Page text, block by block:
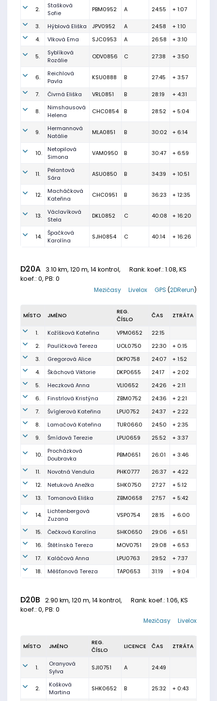
2.
Stašková
Sofie
PBM0952 A 24:55 + 1:07
3. Hýblová Eliška JPV0952 A 24:58
+ 1:10
4.
Vlková Ema SJC0953 A 26:58 + 3:10
5.
Syblíková
Rozálie
ODV0856 C 27:38 + 3:50
6.
Reichlová
Pavla
KSU0888 B 27:45 + 3:57
7. Čivrná Eliška VRL0851 B 28:19 + 4:31
8.
Nimshausová
Helena
CHC0854 B 28:52 + 5:04
9.
Hermannová
Natálie
MLA0851 B 30:02 + 6:14
10.
Netopilová
Simona
VAM0950 B 30:47 + 6:59
11.
Pelantová
Sára
ASU0850 B 34:39 + 10:51
12.
Macháčková
Kateřina
CHC0951 B 36:23 + 12:35
13.
Václavíková
Stela
DKL0852 C 40:08 + 16:20
14.
Špačková
Karolína
SJH0854 C 40:14 + 16:26
D20A 3.10 km, 120 m, 14 kontrol, Rank. koef.: 1.08, KS
koef.: 0, PB: 0
GPS (2DRerun)
Livelox
Mezičasy
MÍSTO JMÉNO
REG.
ČÍSLO
ČAS ZTRÁTA
1. Kožíšková Kateřina VPM0652
22:15
2.
Paulíčková Tereza UOL0750 22:30
+ 0:15
3.
Gregorová Alice DKP0758 24:07
+ 1:52
4.
Škáchová Viktorie DKP0655 24:17
+ 2:02
5.
Heczková Anna VLI0652 24:26
+ 2:11
6.
Finstrlová Kristýna ZBM0752 24:36
+ 2:21
7.
Švíglerová Kateřina LPU0752 24:37
+ 2:22
8.
Lamačová Kateřina TUR0660 24:50
+ 2:35
9.
Šmídová Terezie LPU0659 25:52 + 3:37
10.
Procházková
Doubravka
PBM0651 26:01 + 3:46
11. Novotná Vendula PHK0777 26:37
+ 4:22
12.
Netuková Anežka SHK0750 27:27
+ 5:12
13.
Tomanová Eliška ZBM0658 27:57 + 5:42
14.
Lichtenbergová
Zuzana
VSP0754 28:15 + 6:00
15. Čečková Karolína SHK0650 29:06
+ 6:51
16.
Štětínská Tereza MOV0751 29:08
+ 6:53
17.
Kaláčová Anna LPU0763 29:52
+ 7:37
18.
Měšťanová Tereza TAP0653 31:19 + 9:04
D20B 2.90 km, 120 m, 14 kontrol, Rank. koef.: 1.06, KS
koef.: 0, PB: 0
Livelox
Mezičasy
MÍSTO JMÉNO
REG.
ČÍSLO
LICENCE ČAS ZTRÁTA
1.
Oranyová
Sylva
SJI0751 A 24:49
2.
Košková
Martina
SHK0652 B 25:32 + 0:43